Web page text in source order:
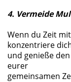
4. Vermeide
Wenn du Zeit
konzentriere
und genieße
eurer
gemeinsamen